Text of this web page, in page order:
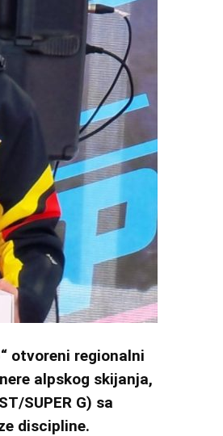
otvoreni regionalni
alpskog skijanja,
SUPER G) sa
discipline.